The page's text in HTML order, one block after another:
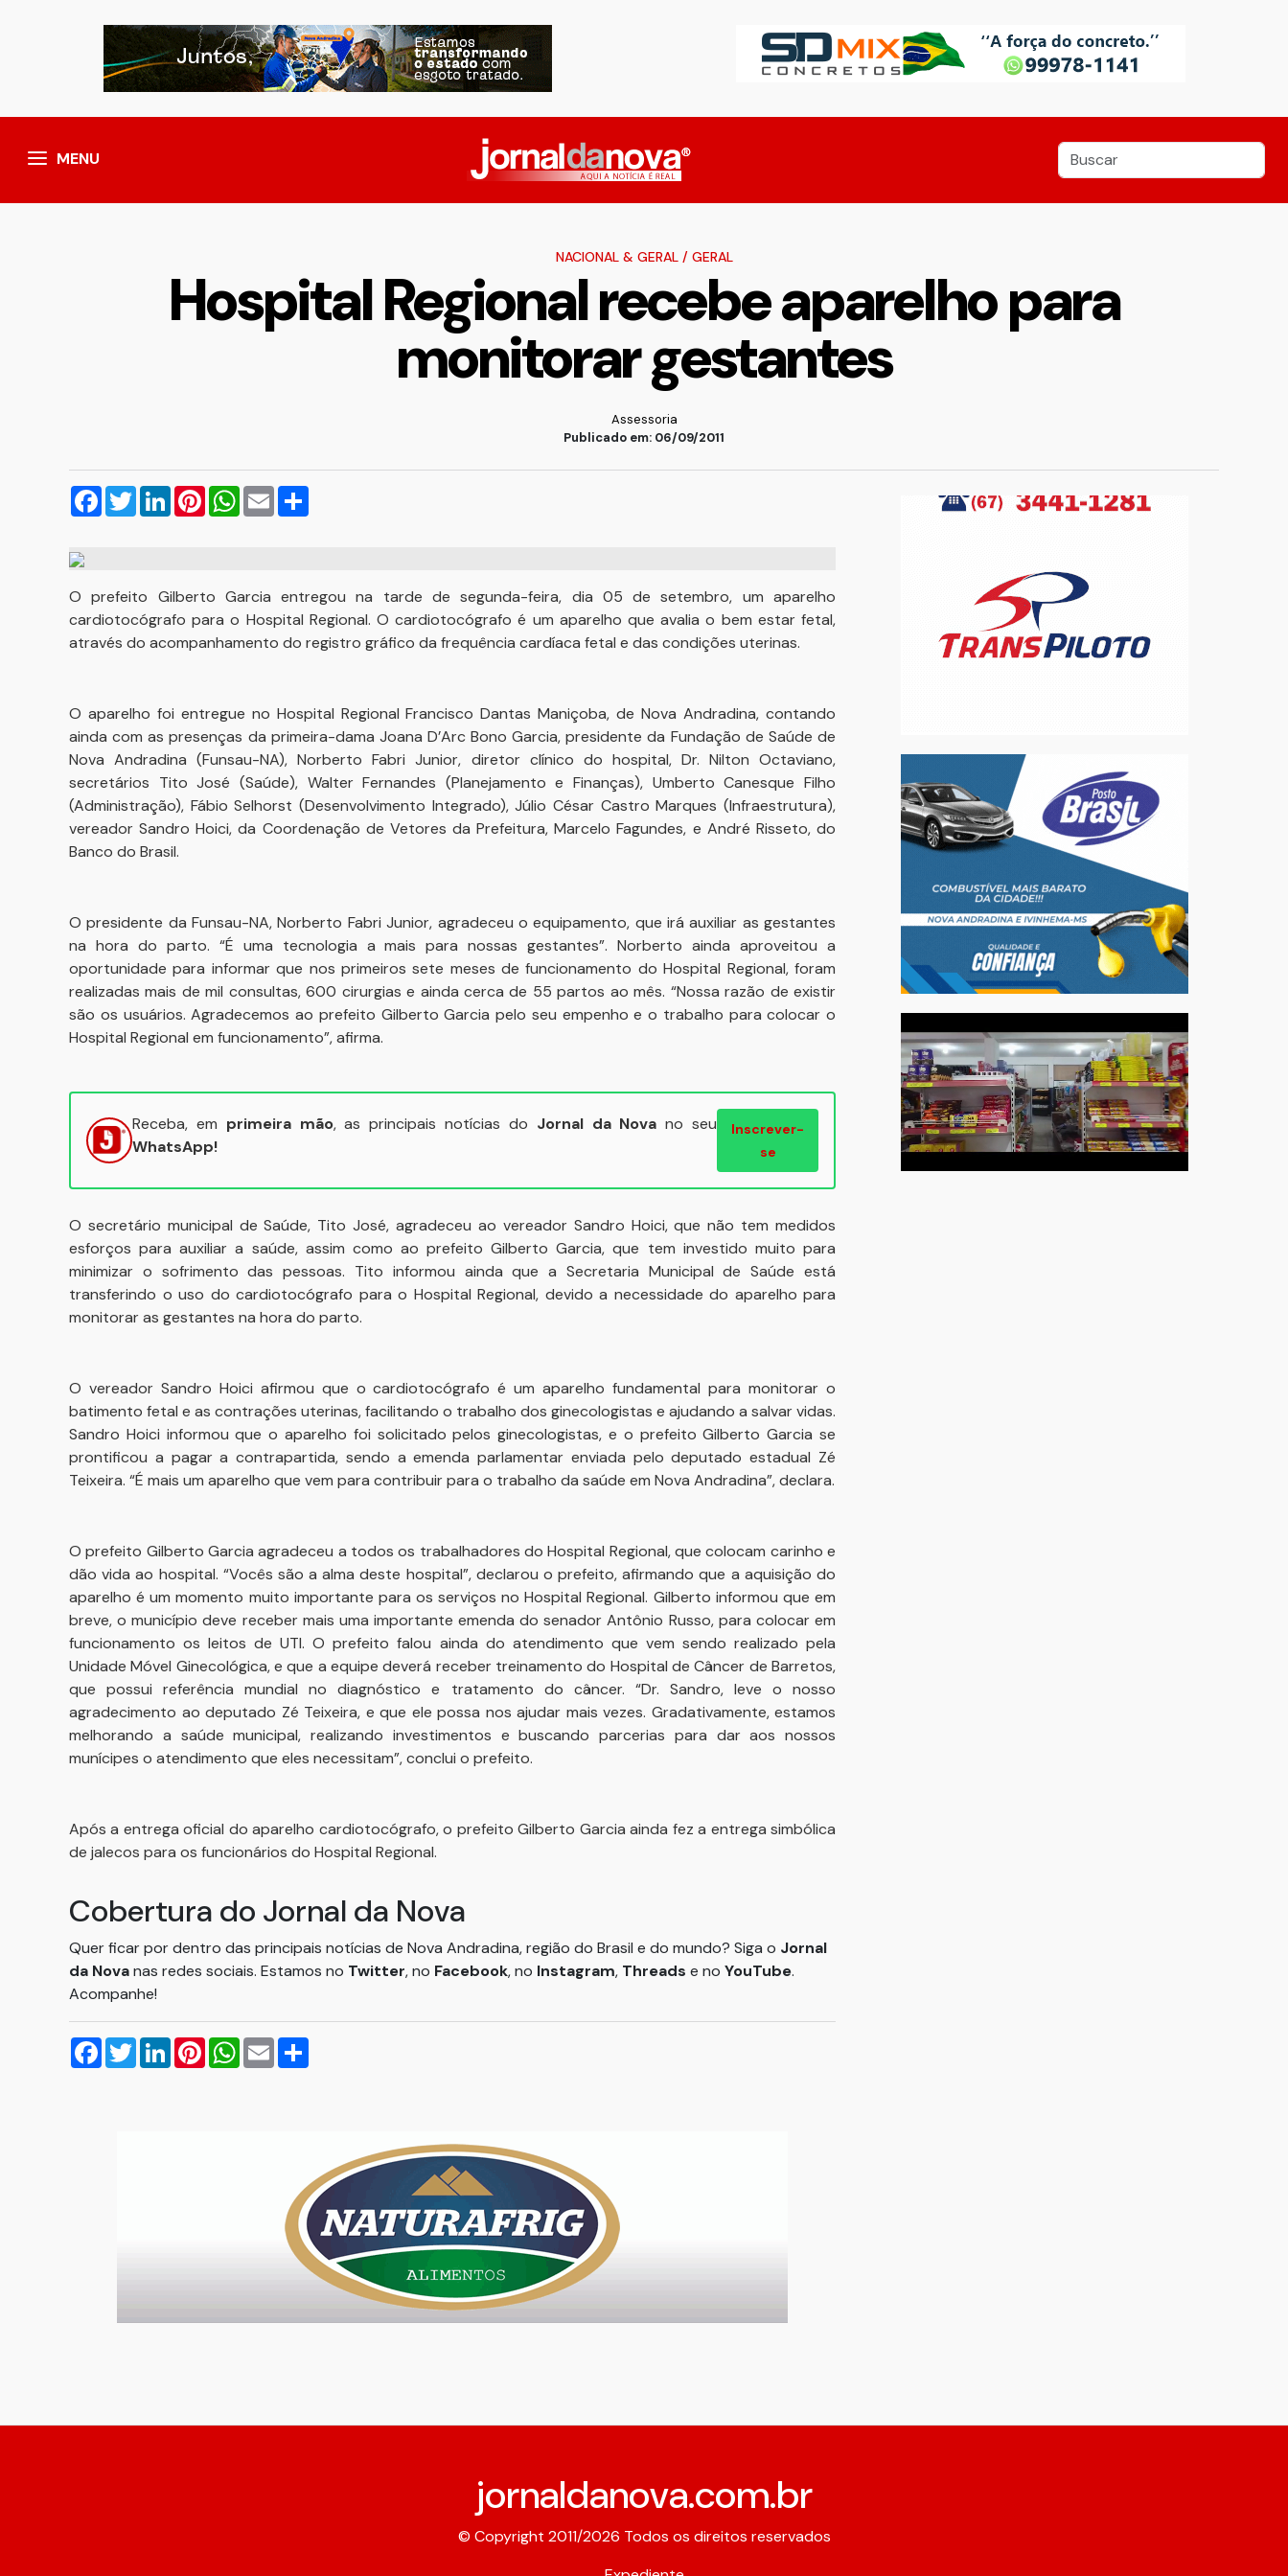
MENU
NACIONAL & GERAL/ GERAL
Hospital Regional recebe aparelho para
monitorar gestantes
Assessoria
Publicado em: 06/09/2011
Facebook
TwitterLinkedInPinterestWhatsApp
Email
O prefeito Gilberto Garcia entregou na tarde de segunda-feira, dia 05 de setembro, um aparelho
cardiotocógrafo para o Hospital Regional. O cardiotocógrafo é um aparelho que avalia o bem estar fetal,
através do acompanhamento do registro gráfico da frequência cardíaca fetal e das condições uterinas.
O aparelho foi entregue no Hospital Regional Francisco Dantas Maniçoba, de Nova Andradina, contando
ainda com as presenças da primeira-dama Joana D’Arc Bono Garcia, presidente da Fundação de Saúde de
Nova Andradina (Funsau-NA), Norberto Fabri Junior, diretor clínico do hospital, Dr. Nilton Octaviano,
secretários Tito José (Saúde), Walter Fernandes (Planejamento e Finanças), Umberto Canesque Filho
(Administração), Fábio Selhorst (Desenvolvimento Integrado), Júlio César Castro Marques (Infraestrutura),
vereador Sandro Hoici, da Coordenação de Vetores da Prefeitura, Marcelo Fagundes, e André Risseto, do
Banco do Brasil.
O presidente da Funsau-NA, Norberto Fabri Junior, agradeceu o equipamento, que irá auxiliar as gestantes
na hora do parto. “É uma tecnologia a mais para nossas gestantes”. Norberto ainda aproveitou a
oportunidade para informar que nos primeiros sete meses de funcionamento do Hospital Regional, foram
realizadas mais de mil consultas, 600 cirurgias e ainda cerca de 55 partos ao mês. “Nossa razão de existir
são os usuários. Agradecemos ao prefeito Gilberto Garcia pelo seu empenho e o trabalho para colocar o
Hospital Regional em funcionamento”, afirma.
Receba, em primeira mão, as principais notícias do Jornal da Nova no seu
WhatsApp!
Inscrever-
se
O secretário municipal de Saúde, Tito José, agradeceu ao vereador Sandro Hoici, que não tem medidos
esforços para auxiliar a saúde, assim como ao prefeito Gilberto Garcia, que tem investido muito para
minimizar o sofrimento das pessoas. Tito informou ainda que a Secretaria Municipal de Saúde está
transferindo o uso do cardiotocógrafo para o Hospital Regional, devido a necessidade do aparelho para
monitorar as gestantes na hora do parto.
O vereador Sandro Hoici afirmou que o cardiotocógrafo é um aparelho fundamental para monitorar o
batimento fetal e as contrações uterinas, facilitando o trabalho dos ginecologistas e ajudando a salvar vidas.
Sandro Hoici informou que o aparelho foi solicitado pelos ginecologistas, e o prefeito Gilberto Garcia se
prontificou a pagar a contrapartida, sendo a emenda parlamentar enviada pelo deputado estadual Zé
Teixeira. “É mais um aparelho que vem para contribuir para o trabalho da saúde em Nova Andradina”, declara.
O prefeito Gilberto Garcia agradeceu a todos os trabalhadores do Hospital Regional, que colocam carinho e
dão vida ao hospital. “Vocês são a alma deste hospital”, declarou o prefeito, afirmando que a aquisição do
aparelho é um momento muito importante para os serviços no Hospital Regional. Gilberto informou que em
breve, o município deve receber mais uma importante emenda do senador Antônio Russo, para colocar em
funcionamento os leitos de UTI. O prefeito falou ainda do atendimento que vem sendo realizado pela
Unidade Móvel Ginecológica, e que a equipe deverá receber treinamento do Hospital de Câncer de Barretos,
que possui referência mundial no diagnóstico e tratamento do câncer. “Dr. Sandro, leve o nosso
agradecimento ao deputado Zé Teixeira, e que ele possa nos ajudar mais vezes. Gradativamente, estamos
melhorando a saúde municipal, realizando investimentos e buscando parcerias para dar aos nossos
munícipes o atendimento que eles necessitam”, conclui o prefeito.
Após a entrega oficial do aparelho cardiotocógrafo, o prefeito Gilberto Garcia ainda fez a entrega simbólica
de jalecos para os funcionários do Hospital Regional.
Cobertura do Jornal da Nova
Quer ficar por dentro das principais notícias de Nova Andradina, região do Brasil e do mundo? Siga o Jornal
da Novanas redes sociais. Estamos no Twitter, no Facebook, no Instagram, Threads e no YouTube.
Acompanhe!
Facebook
TwitterLinkedInPinterestWhatsApp
Email
jornaldanova.com.br
© Copyright 2011/2026 Todos os direitos reservados